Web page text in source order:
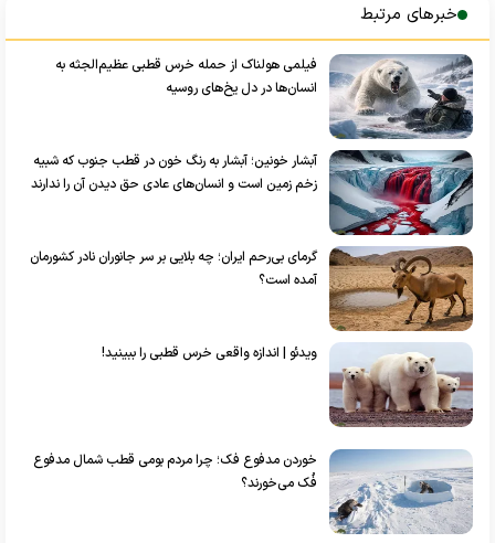
خبرهای مرتبط
فیلمی هولناک از حمله خرس قطبی عظیم‌الجثه به
انسان‌ها در دل یخ‌های روسیه
آبشار خونین؛ آبشار به رنگ خون در قطب جنوب که شبیه
زخم زمین است و انسان‌‎های عادی حق دیدن آن را ندارند
گرمای بی‌رحم ایران؛ چه بلایی بر سر جانوران نادر کشورمان
آمده است؟
ویدئو | اندازه واقعی خرس قطبی را ببینید!
خوردن مدفوع فک؛ چرا مردم بومی قطب شمال مدفوع
فُک می‌خورند؟